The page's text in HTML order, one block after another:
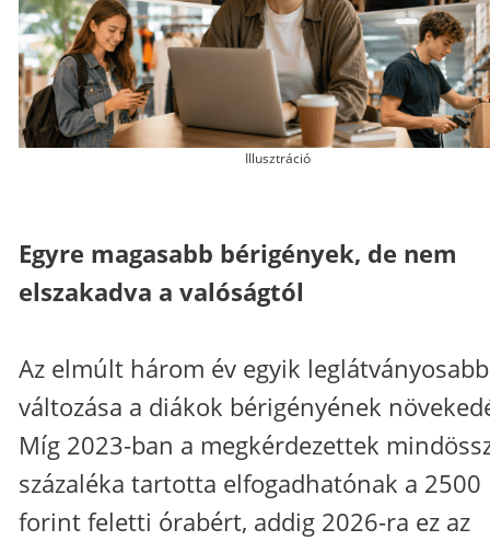
Illusztráció
Egyre magasabb bérigények, de nem
elszakadva a valóságtól
Az elmúlt három év egyik leglátványosabb
változása a diákok bérigényének
Míg 2023-ban a megkérdezettek
százaléka tartotta elfogadhatónak a 2500
forint feletti órabért, addig 2026-ra ez az